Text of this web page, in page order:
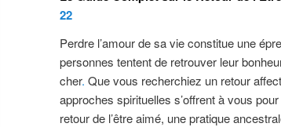
22
Perdre l’amour de sa vie constitue une
personnes tentent de retrouver leur
cher. Que vous recherchiez un retour
approches spirituelles s’offrent à vous
retour de l’être aimé, une pratique